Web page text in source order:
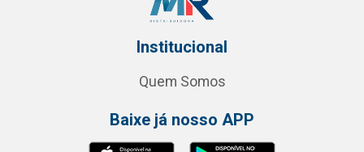
Institucional
Quem Somos
Baixe já nosso APP